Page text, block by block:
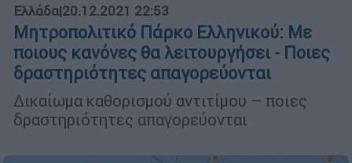
Ελλάδα|20.12.2021 22:53
Μητροπολιτικό Πάρκο Ελληνικού: Με
ποιους κανόνες θα λειτουργήσει - Ποιες
δραστηριότητες απαγορεύονται
Δικαίωμα καθορισμού αντιτίμου – ποιες
δραστηριότητες απαγορεύονται